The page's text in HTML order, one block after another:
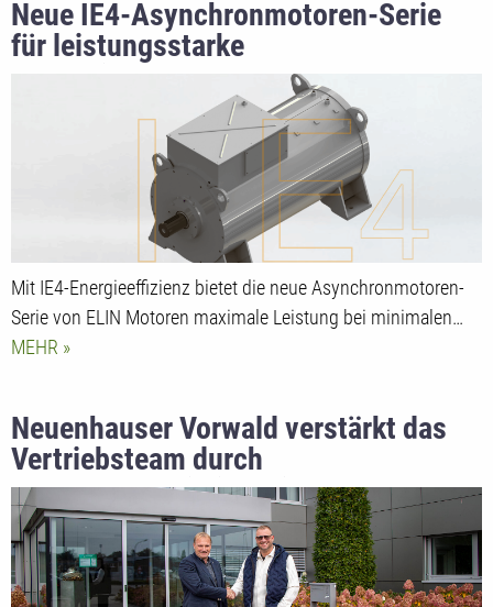
Neue IE4-Asynchronmotoren-Serie
für leistungsstarke
Industrieanwendungen
Mit IE4-Energieeffizienz bietet die neue Asynchronmotoren-
Serie von ELIN Motoren maximale Leistung bei minimalen…
MEHR
Neuenhauser Vorwald verstärkt das
Vertriebsteam durch
Branchenspezialist Oliver Funk